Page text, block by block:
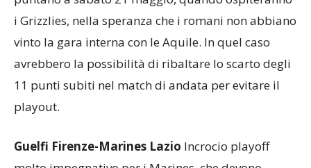
classifica e il fattore campo nei playoff prima
dell’ultimo turno con i Marines, mentre i Warriors
puntano a sabato 21 maggio, quando ospiteranno
i Grizzlies, nella speranza che i romani non abbiano
vinto la gara interna con le Aquile. In quel caso
avrebbero la possibilità di ribaltare lo scarto degli